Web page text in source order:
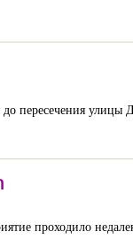
до пересечения улицы
проходило